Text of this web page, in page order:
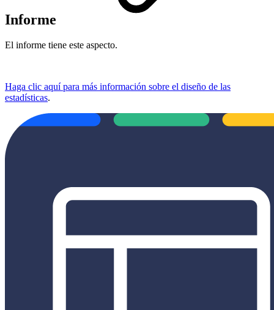
Informe
El informe tiene este aspecto.
Haga clic aquí para más información sobre el diseño de las
estadísticas.